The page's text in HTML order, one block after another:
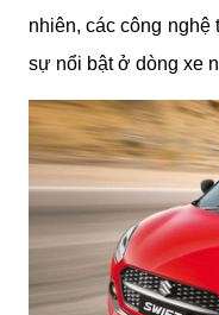
nhiên, các công
sự nổi bật ở dòng xe